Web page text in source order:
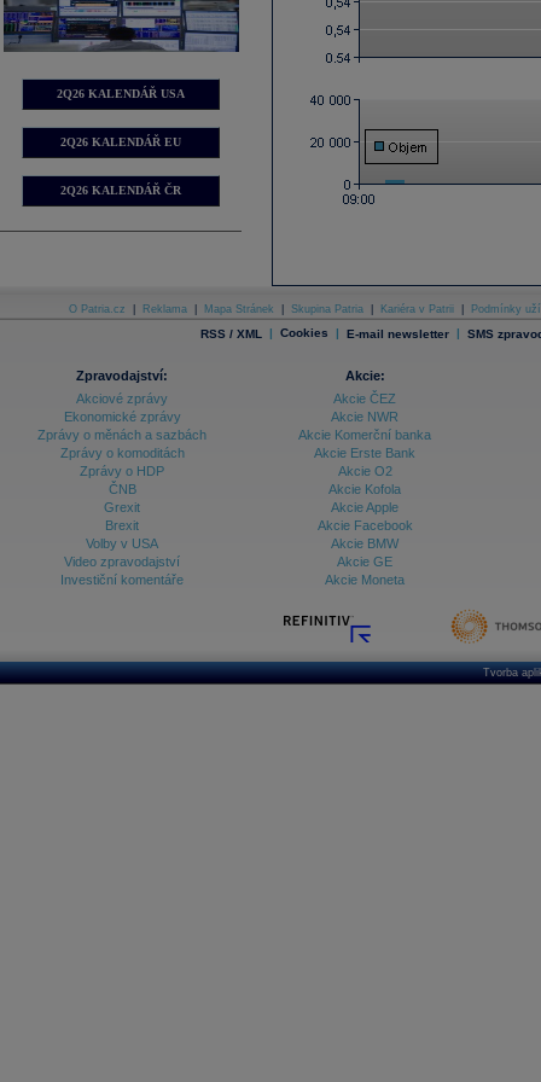
2Q26 KALENDÁŘ USA
2Q26 KALENDÁŘ EU
2Q26 KALENDÁŘ ČR
O Patria.cz Reklama Mapa Stránek Skupina Patria Kariéra v Patrii Podmínky
RSS / XML | Cookies | E-mail newsletter | SMS
Zpravodajství:
Akciové zprávy
Ekonomické zprávy
Zprávy o měnách a sazbách
Zprávy o komoditách
Zprávy o HDP
ČNB
Grexit
Brexit
Volby v USA
Video zpravodajství
Investiční komentáře
Akcie:
Akcie ČEZ
Akcie NWR
Akcie Komerční banka
Akcie Erste Bank
Akcie O2
Akcie Kofola
Akcie Apple
Akcie Facebook
Akcie BMW
Akcie GE
Akcie Moneta
Tvorba